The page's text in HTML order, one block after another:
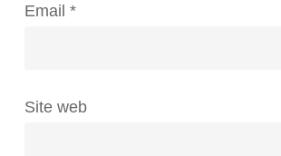
Email *
Site web